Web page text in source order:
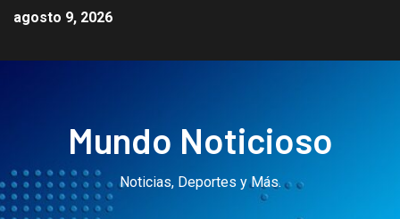
agosto 9, 2026
Mundo Noticioso
Noticias, Deportes y Más.